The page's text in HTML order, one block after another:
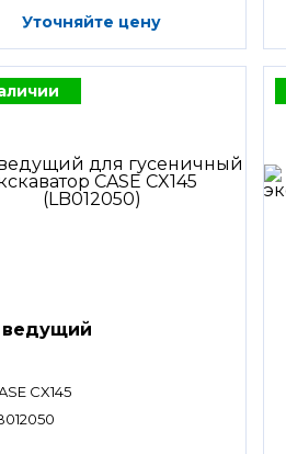
Уточняйте цену
CX145